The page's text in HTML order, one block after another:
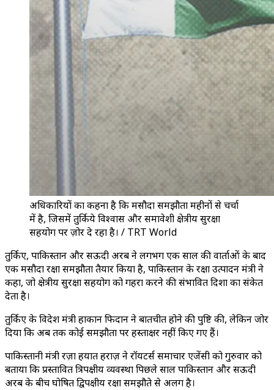
अधिकारियों का कहना है कि मसौदा समझौता महीनों से चर्चा
में है, जिसमें तुर्किये विश्वास और समावेशी क्षेत्रीय सुरक्षा
सहयोग पर ज़ोर दे रहा है। / TRT World
तुर्किए, पाकिस्तान और सऊदी अरब ने लगभग एक साल की वार्ताओं के बाद
एक मसौदा रक्षा समझौता तैयार किया है, पाकिस्तान के रक्षा उत्पादन मंत्री ने
कहा, जो क्षेत्रीय सुरक्षा सहयोग को गहरा करने की संभावित दिशा का संकेत
देता है।
तुर्किए के विदेश मंत्री हाकान फिदान ने बातचीत होने की पुष्टि की, लेकिन जोर
दिया कि अब तक कोई समझौता पर हस्ताक्षर नहीं किए गए हैं।
पाकिस्तानी मंत्री रज़ा हयात हराज़ ने रॉयटर्स समाचार एजेंसी को गुरुवार को
बताया कि प्रस्तावित त्रिपक्षीय व्यवस्था पिछले साल पाकिस्तान और सऊदी
अरब के बीच घोषित द्विपक्षीय रक्षा समझौते से अलग है।